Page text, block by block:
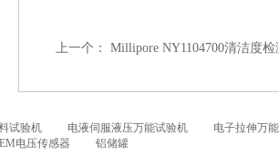
上一个： Millipore NY1104700清洁度检
试验机 电液伺服液压万能试验机 电子拉伸万
电压传感器 铝储罐